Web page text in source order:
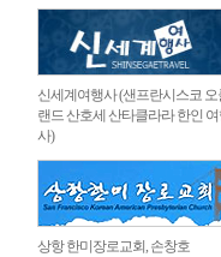
신세계여행사 (샌프란시스코 오
랜드 산호세 산타클라라 한인
사)
상항 한미장로교회, 손창호